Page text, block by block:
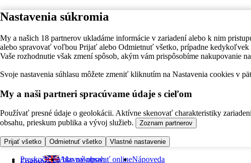
Nastavenia súkromia
My a našich 18 partnerov ukladáme informácie v zariadení alebo k nim
alebo spravovať voľbou Prijať alebo Odmietnuť všetko, prípadne kedykoľvek
Vaše rozhodnutie však zmení spôsob, akým vám prispôsobíme nakupovanie
Svoje nastavenia súhlasu môžete zmeniť kliknutím na Nastavenia cookies v
My a naši partneri spracúvame údaje s cieľom
Používať presné údaje o geolokácii. Aktívne skenovať charakteristiky
obsahu, prieskum publika a vývoj služieb.
Zoznam partnerov
Prijať všetko Odmietnuť všetko Vlastné nastavenie
Preskočiť na hlavný obsah
Ako nakupovať onlineNápoveda